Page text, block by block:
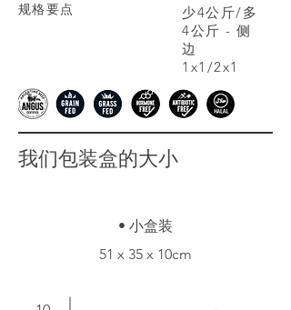
规格要点
少4公斤/多
4公斤 - 侧
边
1x1/2x1
我们包装盒的大小
• 小盒装
51 x 35 x 10cm